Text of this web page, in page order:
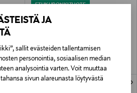
JA
sallit evästeiden tallentamisen
personointia, sosiaalisen median
analysointia varten. Voit muuttaa
sivun alareunasta löytyvästä
ETUKUPONKITUOTE
KVILL
Ice gripper -liukueste kenkiin